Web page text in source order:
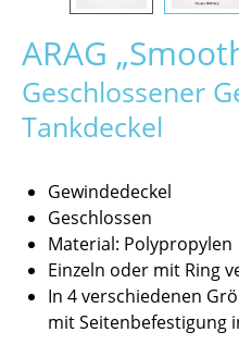
ARAG
Geschlossener
Tankdeckel
Gewindedeckel
Geschlossen
Material: Polypropylen
Einzeln oder mit Ring
In 4 verschiedenen
mit Seitenbefestigung